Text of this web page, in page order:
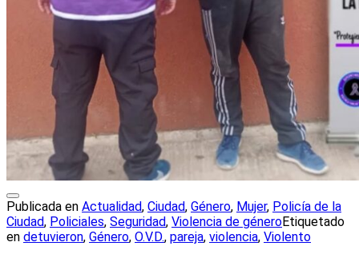
Publicada en Actualidad, Ciudad, Género, Mujer, Policía de la
Ciudad, Policiales, Seguridad, Violencia de géneroEtiquetado
en detuvieron, Género, O.V.D., pareja, violencia, Violento